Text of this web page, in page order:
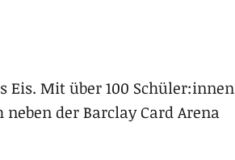
Eis. Mit über 100 Schüler:innen
der Barclay Card Arena